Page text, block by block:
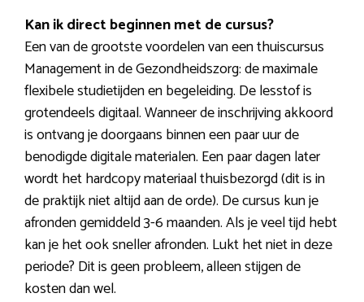
Kan ik direct beginnen met de cursus?
Een van de grootste voordelen van een thuiscursus
Management in de Gezondheidszorg: de maximale
flexibele studietijden en begeleiding. De lesstof is
grotendeels digitaal. Wanneer de inschrijving akkoord
is ontvang je doorgaans binnen een paar uur de
benodigde digitale materialen. Een paar dagen later
wordt het hardcopy materiaal thuisbezorgd (dit is in
de praktijk niet altijd aan de orde). De cursus kun je
afronden gemiddeld 3-6 maanden. Als je veel tijd hebt
kan je het ook sneller afronden. Lukt het niet in deze
periode? Dit is geen probleem, alleen stijgen de
kosten dan wel.